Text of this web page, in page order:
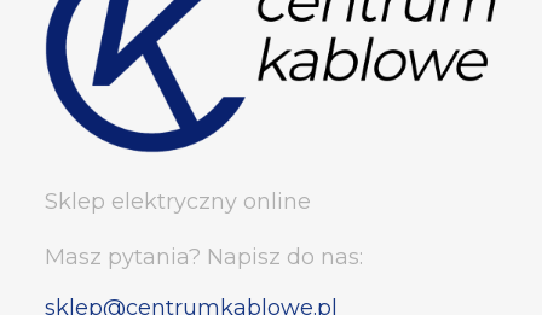
Sklep elektryczny online
Masz pytania? Napisz do nas:
sklep@centrumkablowe.pl